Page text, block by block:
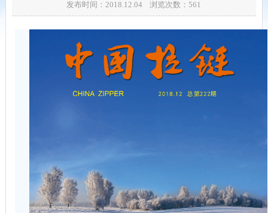
发布时间：2018.12.04 浏览次数： 561